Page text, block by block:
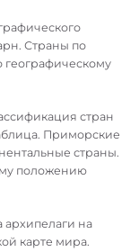
Страны по
стран
Приморские
страны.
положению
архипелаги на
карте мира.